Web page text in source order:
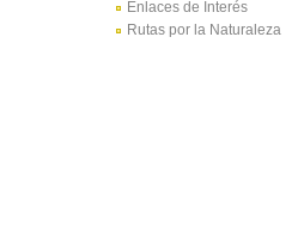
Enlaces de Interés
Rutas por la Naturaleza